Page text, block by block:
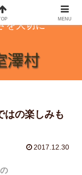
を大切に
はの楽しみも
2017.12.30
MENU